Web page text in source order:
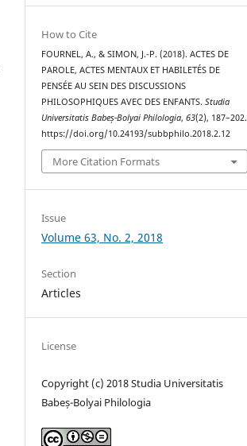
How to Cite
FOURNEL, A., & SIMON, J.-P. (2018). ACTES DE
PAROLE, ACTES MENTAUX ET HABILETÉS DE
PENSÉE AU SEIN DES DISCUSSIONS
PHILOSOPHIQUES AVEC DES ENFANTS.Studia
Universitatis Babeș-Bolyai Philologia,63(2), 187–202.
https://doi.org/10.24193/subbphilo.2018.2.12
More Citation Formats
Issue
Volume 63, No. 2, 2018
Section
Articles
License
Copyright (c) 2018 Studia Universitatis
Babeș-Bolyai Philologia